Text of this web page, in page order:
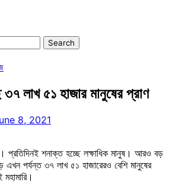
লাখ ৫১ হাজার মানুষের প্রাণ
8, 2021
প্রতিদিনই শনাক্ত হচ্ছে লক্ষাধিক মানুষ। আরও বড়
এখন পর্যন্ত ৩৭ লাখ ৫১ হাজারেরও বেশি মানুষের